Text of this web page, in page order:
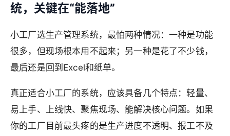
统，关键在“能落地”
小工厂选生产管理系统，最怕两种情况：一种是功能
很多，但现场根本用不起来；另一种是花了不少钱，
最后还是回到Excel和纸单。
真正适合小工厂的系统，应该具备几个特点：轻量、
易上手、上线快、聚焦现场、能解决核心问题。如果
你的工厂目前最头疼的是生产进度不透明、报工不及